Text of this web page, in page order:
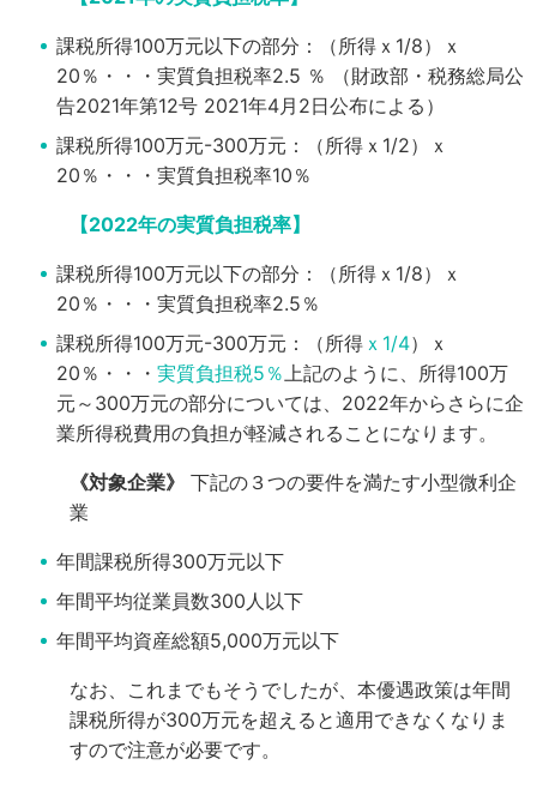
課税所得100万元以下の部分：（所得ｘ1/8）ｘ
20％・・・実質負担税率2.5 ％ （財政部・税務総局公
告2021年第12号 2021年4月2日公布による）
課税所得100万元-300万元：（所得ｘ1/2）ｘ
20％・・・実質負担税率10％
【2022年の実質負担税率】
課税所得100万元以下の部分：（所得ｘ1/8）ｘ
20％・・・実質負担税率2.5％
課税所得100万元-300万元：（所得ｘ1/4）ｘ
20％・・・ 実質負担税5％上記のように、所得100万
元～300万元の部分については、2022年からさらに企
業所得税費用の負担が軽減されることになります。
《対象企業》
下記の３つの要件を満たす小型微利企
業
年間課税所得300万元以下
年間平均従業員数300人以下
年間平均資産総額5,000万元以下
なお、これまでもそうでしたが、本優遇政策は年間
課税所得が300万元を超えると適用できなくなりま
すので注意が必要です。